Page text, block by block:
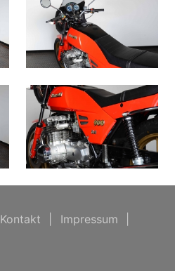
Kontakt Impressum